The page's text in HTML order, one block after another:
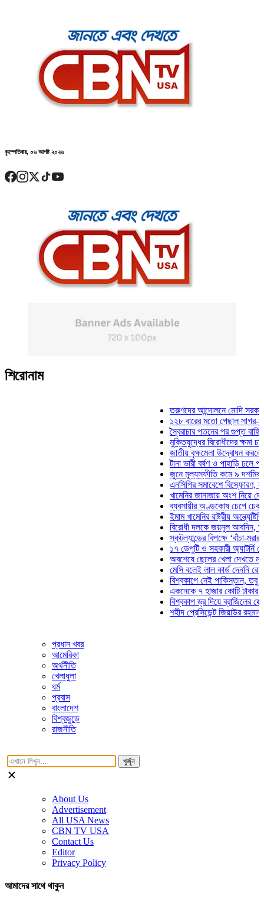
বৃহস্পতিবার, ০৬ আগষ্ট ২০২৬
শিরোনাম
তরুণদের আন্দোলনে মোদি সরকার
১২৮ বারের মতো পেছাল সাগর-রুনি
স্বৈরাচার পতনের পর গুপ্ত বাহিনীর
মুক্তিযুদ্ধের বিরোধীদের ক্ষমা চাইতে
জাতীয় বৃক্ষমেলা উদ্বোধন করলেন
টানা ভারী বর্ষণ ও পাহাড়ি ঢলে
জুনে মূল্যস্ফীতি কমে ৯ দশমিক ১৬
এনসিপির সমাবেশে বিস্ফোরণ,
খামেনির জানাজায় অংশ নিয়ে দেশে
ব্যবসায়ীর অণ্ডকোষ চেপে চেক-
ইমাম খামেনির রাষ্ট্রীয়
বিরোধী দলকে জয়নুল আবদিন,
স্কটল্যান্ডের বিপক্ষে ‘বাঁচা-মরার
১৭ ডেপুটি ও সহকারী অ্যাটর্নি
অবশেষে ছেলের খেলা দেখতে মাঠে
মেসি বলেই লাল কার্ড দেননি রেফারি!
বিশ্বকাপে নেই পাকিস্তান, তবু
একনেকে ৭ হাজার কোটি টাকার ৫
বিশ্বকাপ ড্র দিয়ে ব্রাজিলের হেক্সা
শহীদ প্রেসিডেন্ট জিয়াউর রহমান
প্রধান খবর
আমেরিকা
অর্থনীতি
খেলাধুলা
ধর্ম
প্রবাস
বাংলাদেশ
বিশ্বজুড়ে
রাজনীতি
খুজুঁন
About Us
Advertisement
All USA News
CBN TV USA
Contact Us
Editor
Privacy Policy
আমাদের সাথে থাকুন